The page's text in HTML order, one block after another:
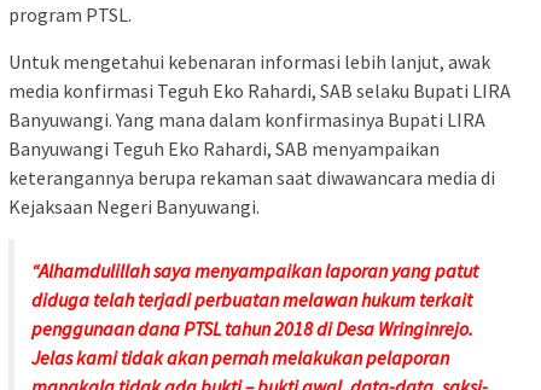
program PTSL.
Untuk mengetahui kebenaran informasi lebih lanjut, awak
media konfirmasi Teguh Eko Rahardi, SAB selaku Bupati LIRA
Banyuwangi. Yang mana dalam konfirmasinya Bupati LIRA
Banyuwangi Teguh Eko Rahardi, SAB menyampaikan
keterangannya berupa rekaman saat diwawancara media di
Kejaksaan Negeri Banyuwangi.
“Alhamdulillah saya menyampaikan laporan yang patut
diduga telah terjadi perbuatan melawan hukum terkait
penggunaan dana PTSL tahun 2018 di Desa Wringinrejo.
Jelas kami tidak akan pernah melakukan pelaporan